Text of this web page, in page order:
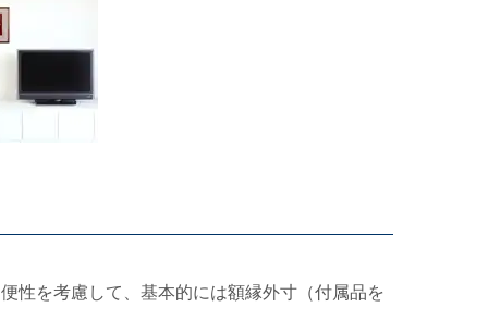
性を考慮して、基本的には額縁外寸（付属品を